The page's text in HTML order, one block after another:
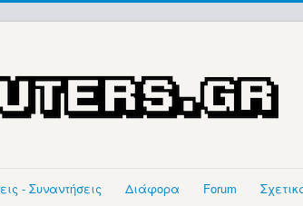
- Συναντήσεις Διάφορα Forum